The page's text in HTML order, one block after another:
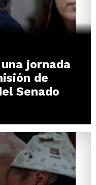
jornada
de
Senado